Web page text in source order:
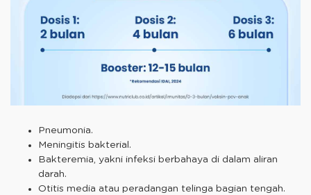
Pneumonia.
Meningitis bakterial.
Bakteremia, yakni infeksi berbahaya di dalam aliran
darah.
Otitis media atau peradangan telinga bagian tengah.